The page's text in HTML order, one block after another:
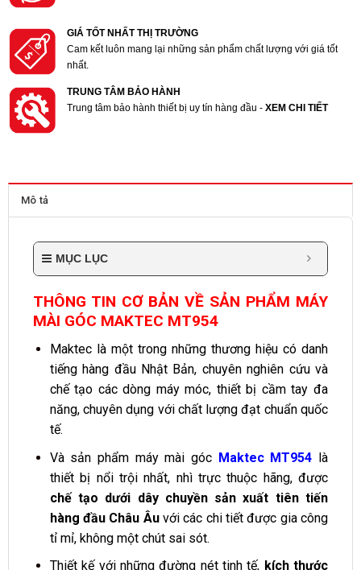
GIÁ TỐT NHẤT THỊ TRƯỜNG
Cam kết luôn mang lại những sản phẩm chất lượng với giá tốt
nhất.
TRUNG TÂM BẢO HÀNH
Trung tâm bảo hành thiết bị uy tín hàng đầu -XEM CHI TIẾT
Mô tả
MỤC LỤC
THÔNG TIN CƠ BẢN VỀ SẢN PHẨM MÁY
MÀI GÓC MAKTEC MT954
Maktec là một trong những thương hiệu có danh
tiếng hàng đầu Nhật Bản, chuyên nghiên cứu và
chế tạo các dòng máy móc, thiết bị cầm tay đa
năng, chuyên dụng với chất lượng đạt chuẩn quốc
tế.
Và sản phẩm máy mài góc Maktec MT954 là
thiết bị nổi trội nhất, nhì trực thuộc hãng, được
chế tạo dưới dây chuyền sản xuất tiên tiến
hàng đầu Châu Âuvới các chi tiết được gia công
tỉ mỉ, không một chút sai sót.
Thiết kế với những đường nét tinh tế, kích thước